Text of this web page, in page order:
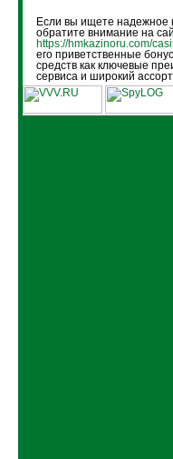
Если вы ищете надежное
обратите внимание на
https://hmkazinoru.com/
его приветственные
средств как ключевые
сервиса и широкий